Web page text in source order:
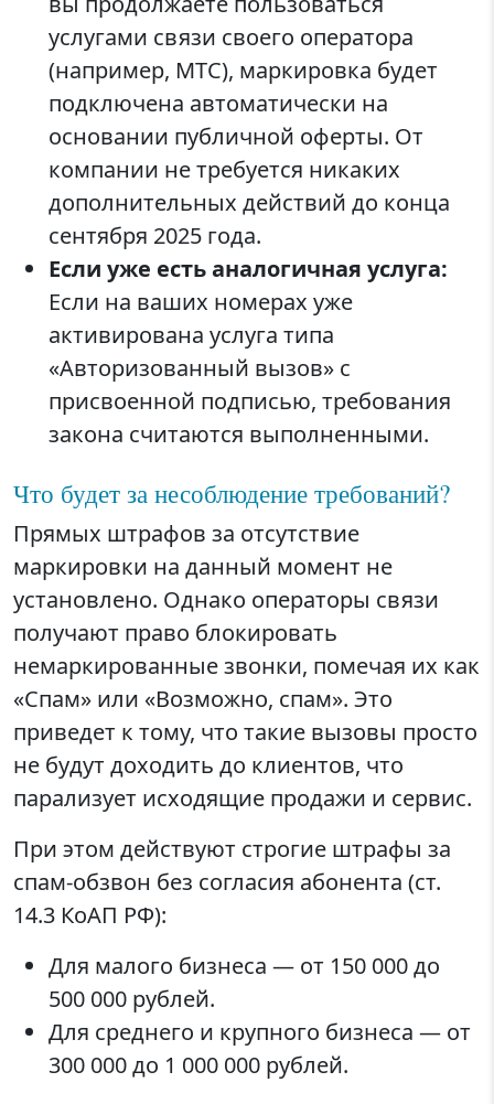
услугами связи своего оператора
(например, МТС), маркировка будет
подключена автоматически на
основании публичной оферты. От
компании не требуется никаких
дополнительных действий до конца
сентября 2025 года.
Если уже есть аналогичная услуга:
Если на ваших номерах уже
активирована услуга типа
«Авторизованный вызов» с
присвоенной подписью, требования
закона считаются выполненными.
Что будет за несоблюдение требований?
Прямых штрафов за отсутствие
маркировки на данный момент не
установлено. Однако операторы связи
получают право блокировать
немаркированные звонки, помечая их как
«Спам» или «Возможно, спам». Это
приведет к тому, что такие вызовы просто
не будут доходить до клиентов, что
парализует исходящие продажи и сервис.
При этом действуют строгие штрафы за
спам-обзвон без согласия абонента (ст.
14.3 КоАП РФ):
Для малого бизнеса — от 150 000 до
500 000 рублей.
Для среднего и крупного бизнеса — от
300 000 до 1 000 000 рублей.